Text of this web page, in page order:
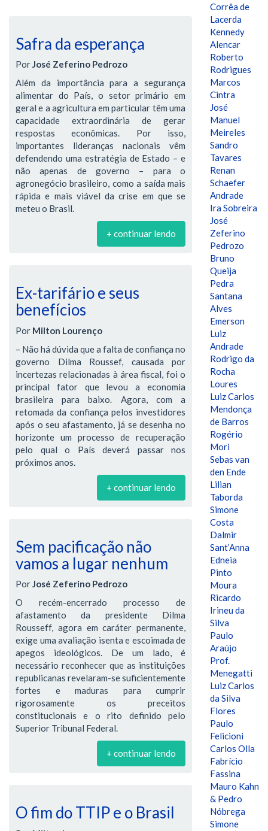
Safra da esperança
PorJosé Zeferino Pedrozo
Além da importância para a segurança
alimentar do País, o setor primário em
geral e a agricultura em particular têm uma
capacidade extraordinária de gerar
respostas econômicas. Por isso,
importantes lideranças nacionais vêm
defendendo uma estratégia de Estado – e
não apenas de governo – para o
agronegócio brasileiro, como a saída mais
rápida e mais viável da crise em que se
meteu o Brasil.
+ continuar lendo
Ex-tarifário e seus
benefícios
Por Milton Lourenço
– Não há dúvida que a falta de confiança no
governo Dilma Roussef, causada por
incertezas relacionadas à área fiscal, foi o
principal fator que levou a economia
brasileira para baixo. Agora, com a
retomada da confiança pelos investidores
após o seu afastamento, já se desenha no
horizonte um processo de recuperação
pelo qual o País deverá passar nos
próximos anos.
+ continuar lendo
Sem pacificação não
vamos a lugar nenhum
PorJosé Zeferino Pedrozo
O recém-encerrado processo de
afastamento da presidente Dilma
Rousseff, agora em caráter permanente,
exige uma avaliação isenta e escoimada de
apegos ideológicos. De um lado, é
necessário reconhecer que as instituições
republicanas revelaram-se suficientemente
fortes e maduras para cumprir
rigorosamente os preceitos
constitucionais e o rito definido pelo
Superior Tribunal Federal.
+ continuar lendo
O fim do TTIP e o Brasil
Corrêa de
Lacerda
Kennedy
Alencar
Roberto
Rodrigues
Marcos
Cintra
José
Manuel
Meireles
Sandro
Tavares
Renan
Schaefer
Andrade
Ira Sobreira
José
Zeferino
Pedrozo
Bruno
Queija
Pedra
Santana
Alves
Emerson
Luiz
Andrade
Rodrigo da
Rocha
Loures
Luiz Carlos
Mendonça
de Barros
Rogério
Mori
Sebas van
den Ende
Lilian
Taborda
Simone
Costa
Dalmir
Sant’Anna
Edneia
Pinto
Moura
Ricardo
Irineu da
Silva
Paulo
Araújo
Prof.
Menegatti
Luiz Carlos
da Silva
Flores
Paulo
Felicioni
Carlos Olla
Fabrício
Fassina
Mauro Kahn
& Pedro
Nóbrega
Simone